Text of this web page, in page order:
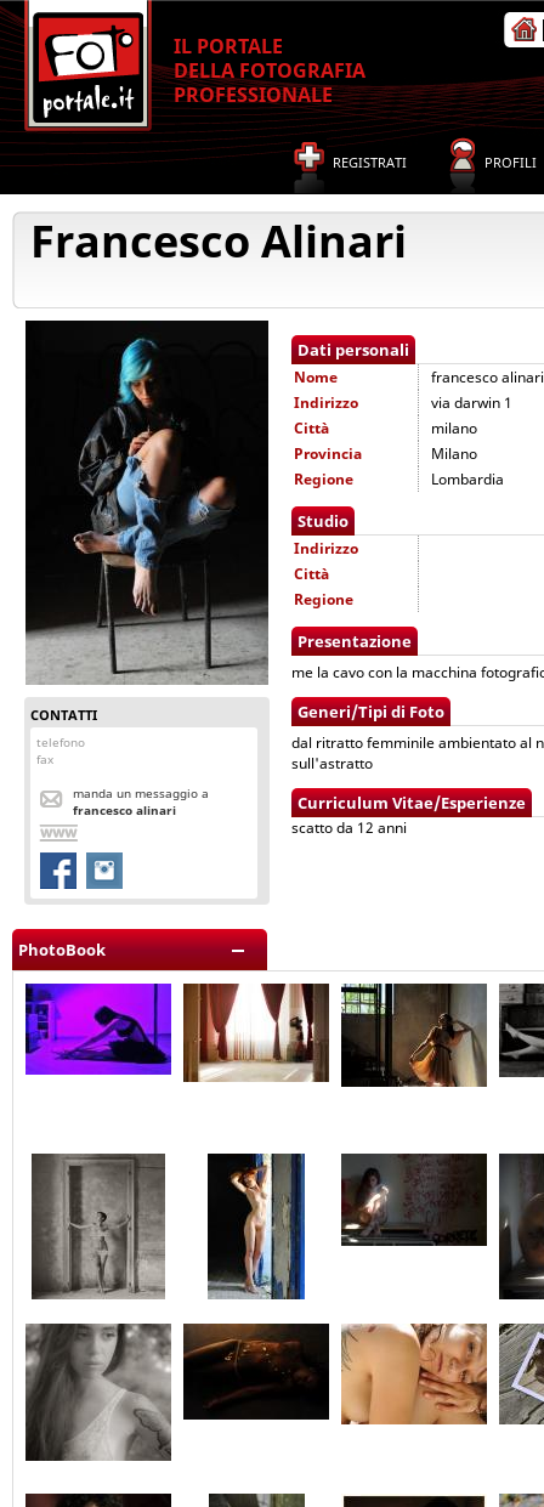
IL PORTALE
DELLA FOTOGRAFIA
PROFESSIONALE
REGISTRATI PROFILI
Francesco Alinari
CONTATTI
telefono
fax
manda un messaggio a
francesco alinari
Dati personali
Nome
francesco alinari
Indirizzo
via darwin 1
Città
milano
Provincia
Milano
Regione
Lombardia
Studio
Indirizzo
Città
Regione
Presentazione
me la cavo con la macchina
Generi/Tipi di Foto
dal ritratto femminile ambientato al
sull'astratto
Curriculum Vitae/Esperienze
scatto da 12 anni
PhotoBook